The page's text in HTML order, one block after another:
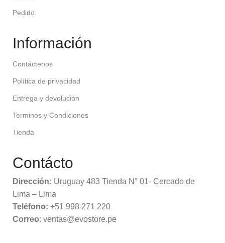
Pedido
Información
Contáctenos
Política de privacidad
Entrega y devolución
Terminos y Condiciones
Tienda
Contácto
Dirección: Uruguay 483 Tienda N° 01- Cercado de
Lima – Lima
Teléfono: +51 998 271 220
Correo: ventas@evostore.pe